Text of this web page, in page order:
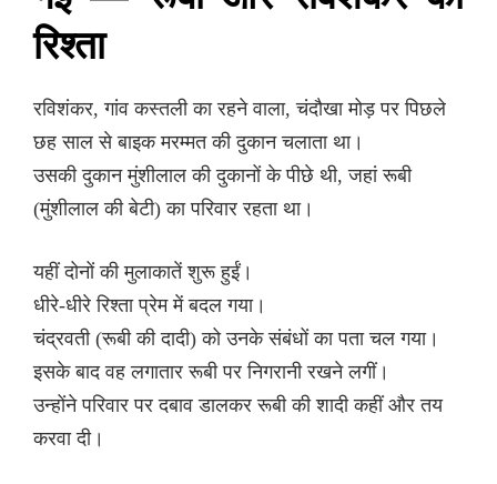
रिश्ता
रविशंकर, गांव कस्तली का रहने वाला, चंदौखा मोड़ पर पिछले
छह साल से बाइक मरम्मत की दुकान चलाता था।
उसकी दुकान मुंशीलाल की दुकानों के पीछे थी, जहां रूबी
(मुंशीलाल की बेटी) का परिवार रहता था।
यहीं दोनों की मुलाकातें शुरू हुईं।
धीरे-धीरे रिश्ता प्रेम में बदल गया।
चंद्रवती (रूबी की दादी) को उनके संबंधों का पता चल गया।
इसके बाद वह लगातार रूबी पर निगरानी रखने लगीं।
उन्होंने परिवार पर दबाव डालकर रूबी की शादी कहीं और तय
करवा दी।